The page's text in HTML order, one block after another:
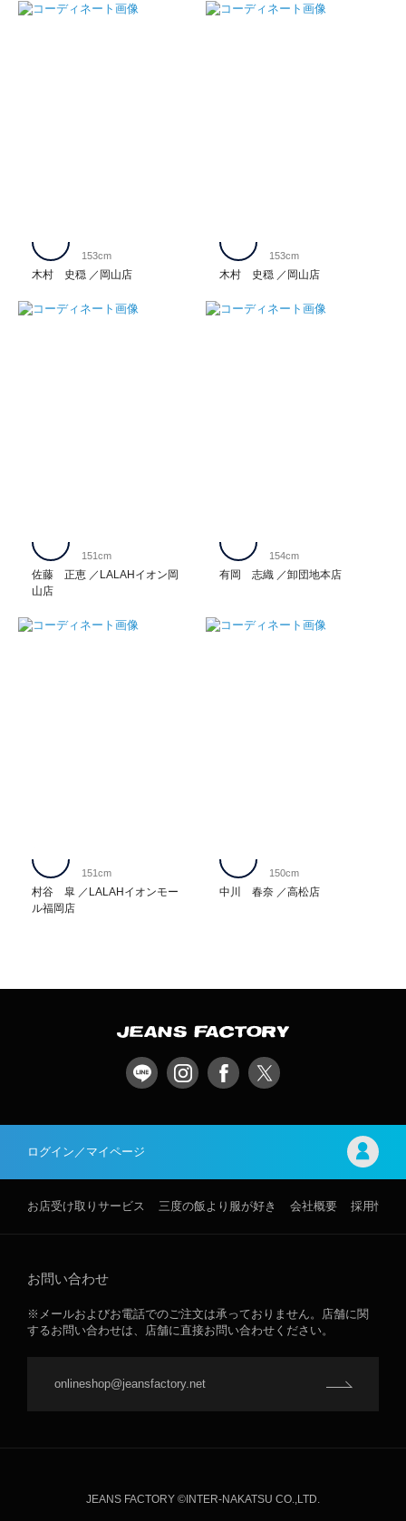
木村 史穏 岡山店
153cm
木村 史穏 岡山店
153cm
佐藤 正恵
LALAHイオン岡
山店
151cm
有岡 志織 卸団地本店
154cm
村谷 皐
LALAHイオンモー
ル福岡店
151cm
中川 春奈 高松店
150cm
ログイン／マイページ
お店受け取りサービス 三度の飯より服が好き 会社概要 採用情報
お問い合わせ
※メールおよびお電話でのご注文は承っておりません。店舗に関
するお問い合わせは、店舗に直接お問い合わせください。
onlineshop@jeansfactory.net
JEANS FACTORY ©INTER-NAKATSU CO.,LTD.